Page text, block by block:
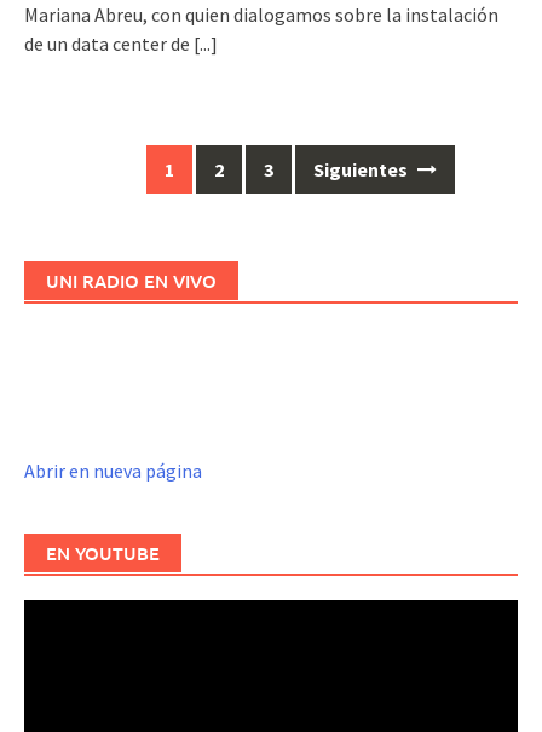
Mariana Abreu, con quien dialogamos sobre la instalación
de un data center de [...]
entradas
1 2 3 Siguientes
UNI RADIO EN VIVO
Abrir en nueva página
EN YOUTUBE